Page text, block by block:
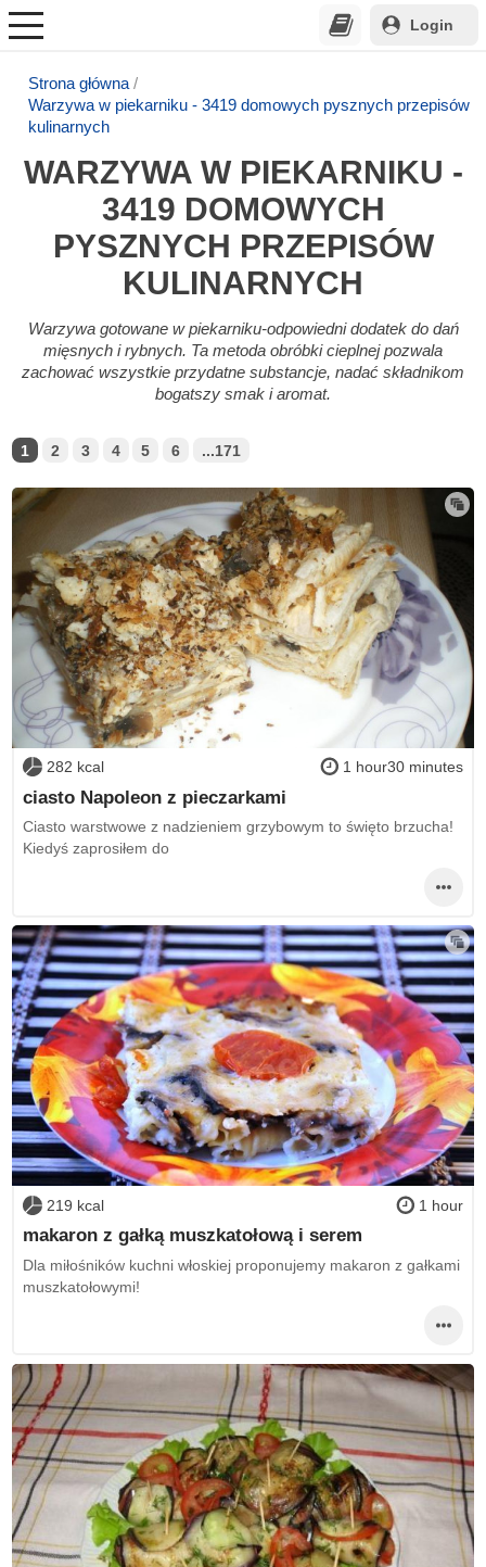
Login
Strona główna
Warzywa w piekarniku - 3419 domowych pysznych przepisów
kulinarnych
WARZYWA W PIEKARNIKU -
3419 DOMOWYCH
PYSZNYCH PRZEPISÓW
KULINARNYCH
Warzywa gotowane w piekarniku-odpowiedni dodatek do dań
mięsnych i rybnych. Ta metoda obróbki cieplnej pozwala
zachować wszystkie przydatne substancje, nadać składnikom
bogatszy smak i aromat.
1 2 3 4 5 6 ...171
282 kcal 1 hour30 minutes
ciasto Napoleon z pieczarkami
Ciasto warstwowe z nadzieniem grzybowym to święto brzucha!
Kiedyś zaprosiłem do
219 kcal 1 hour
makaron z gałką muszkatołową i serem
Dla miłośników kuchni włoskiej proponujemy makaron z gałkami
muszkatołowymi!